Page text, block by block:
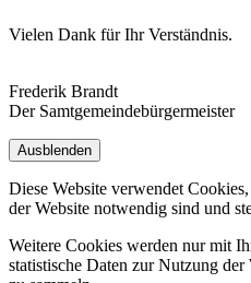
Vielen Dank für Ihr Verständnis.
Frederik Brandt
Der Samtgemeindebürgermeister
Ausblenden
Diese Website verwendet
der Website notwendig sind und
Weitere Cookies werden nur mit
statistische Daten zur Nutzung